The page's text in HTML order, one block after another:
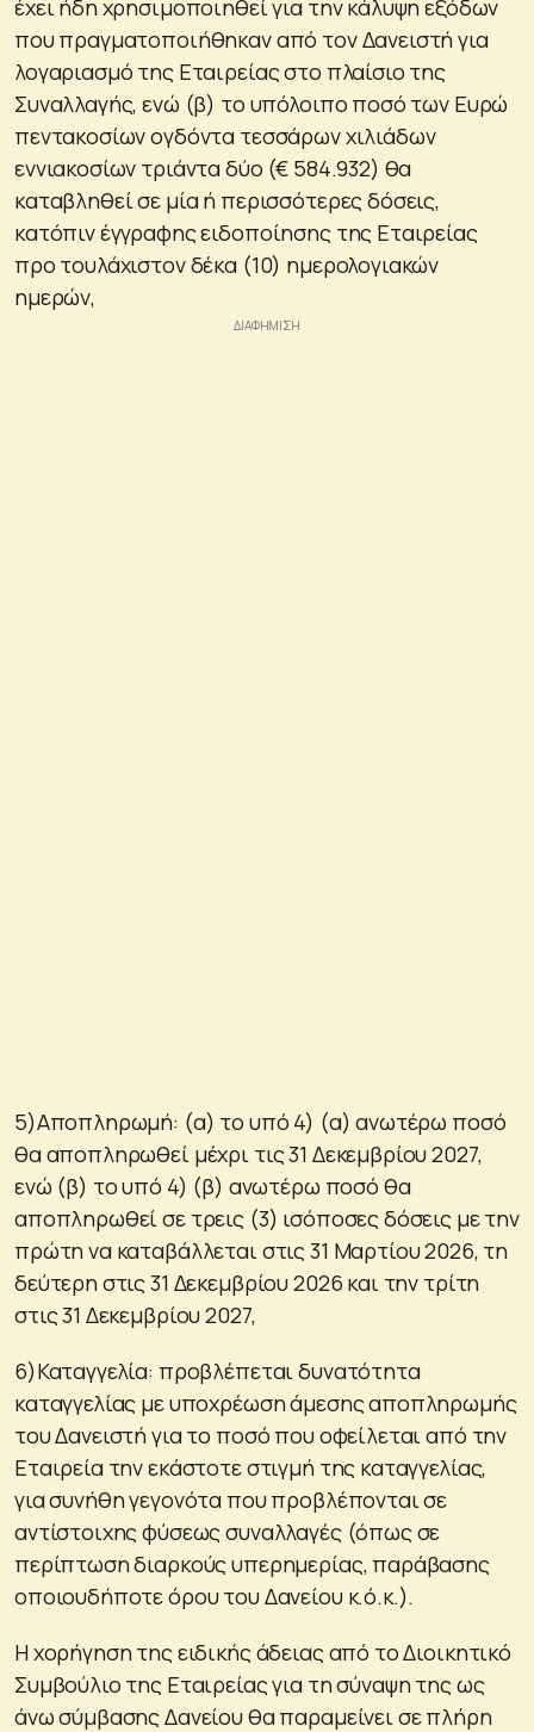
έχει ήδη χρησιμοποιηθεί για την κάλυψη εξόδων
που πραγματοποιήθηκαν από τον Δανειστή για
λογαριασμό της Εταιρείας στο πλαίσιο της
Συναλλαγής, ενώ (β) το υπόλοιπο ποσό των Ευρώ
πεντακοσίων ογδόντα τεσσάρων χιλιάδων
εννιακοσίων τριάντα δύο (€ 584.932) θα
καταβληθεί σε μία ή περισσότερες δόσεις,
κατόπιν έγγραφης ειδοποίησης της Εταιρείας
προ τουλάχιστον δέκα (10) ημερολογιακών
ημερών,
5)Αποπληρωμή: (α) το υπό 4) (α) ανωτέρω ποσό
θα αποπληρωθεί μέχρι τις 31 Δεκεμβρίου 2027,
ενώ (β) το υπό 4) (β) ανωτέρω ποσό θα
αποπληρωθεί σε τρεις (3) ισόποσες δόσεις με την
πρώτη να καταβάλλεται στις 31 Μαρτίου 2026, τη
δεύτερη στις 31 Δεκεμβρίου 2026 και την τρίτη
στις 31 Δεκεμβρίου 2027,
6)Καταγγελία: προβλέπεται δυνατότητα
καταγγελίας με υποχρέωση άμεσης αποπληρωμής
του Δανειστή για το ποσό που οφείλεται από την
Εταιρεία την εκάστοτε στιγμή της καταγγελίας,
για συνήθη γεγονότα που προβλέπονται σε
αντίστοιχης φύσεως συναλλαγές (όπως σε
περίπτωση διαρκούς υπερημερίας, παράβασης
οποιουδήποτε όρου του Δανείου κ.ό.κ.).
Η χορήγηση της ειδικής άδειας από το Διοικητικό
Συμβούλιο της Εταιρείας για τη σύναψη της ως
άνω σύμβασης Δανείου θα παραμείνει σε πλήρη